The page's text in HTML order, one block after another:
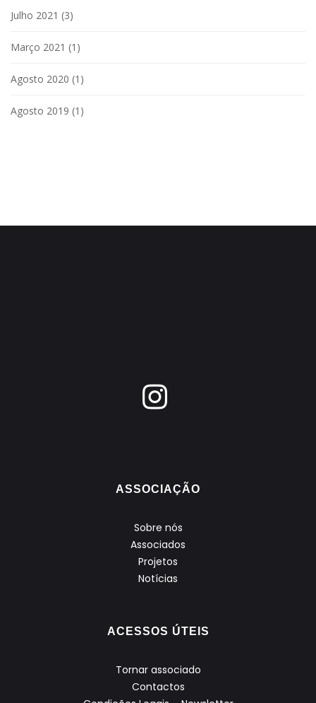
Julho 2021 (3)
Março 2021 (1)
Agosto 2020 (1)
Agosto 2019 (1)
ASSOCIAÇÃO
Sobre nós
Associados
Projetos
Notícias
ACESSOS ÚTEIS
Tornar associado
Contactos